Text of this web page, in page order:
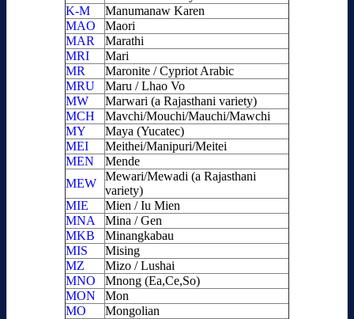
K-M
Manumanaw Karen
MAO
Maori
MAR
Marathi
MRI
Mari
MR
Maronite / Cypriot Arabic
MRU
Maru / Lhao Vo
MW
Marwari (a Rajasthani variety)
MCH
Mavchi/Mouchi/Mauchi/Mawchi
MY
Maya (Yucatec)
MEI
Meithei/Manipuri/Meitei
MEN
Mende
MEW
Mewari/Mewadi (a Rajasthani
variety)
MIE
Mien / Iu Mien
MNA
Mina / Gen
MKB
Minangkabau
MIS
Mising
MZ
Mizo / Lushai
MNO
Mnong (Ea,Ce,So)
MON
Mon
MO
Mongolian